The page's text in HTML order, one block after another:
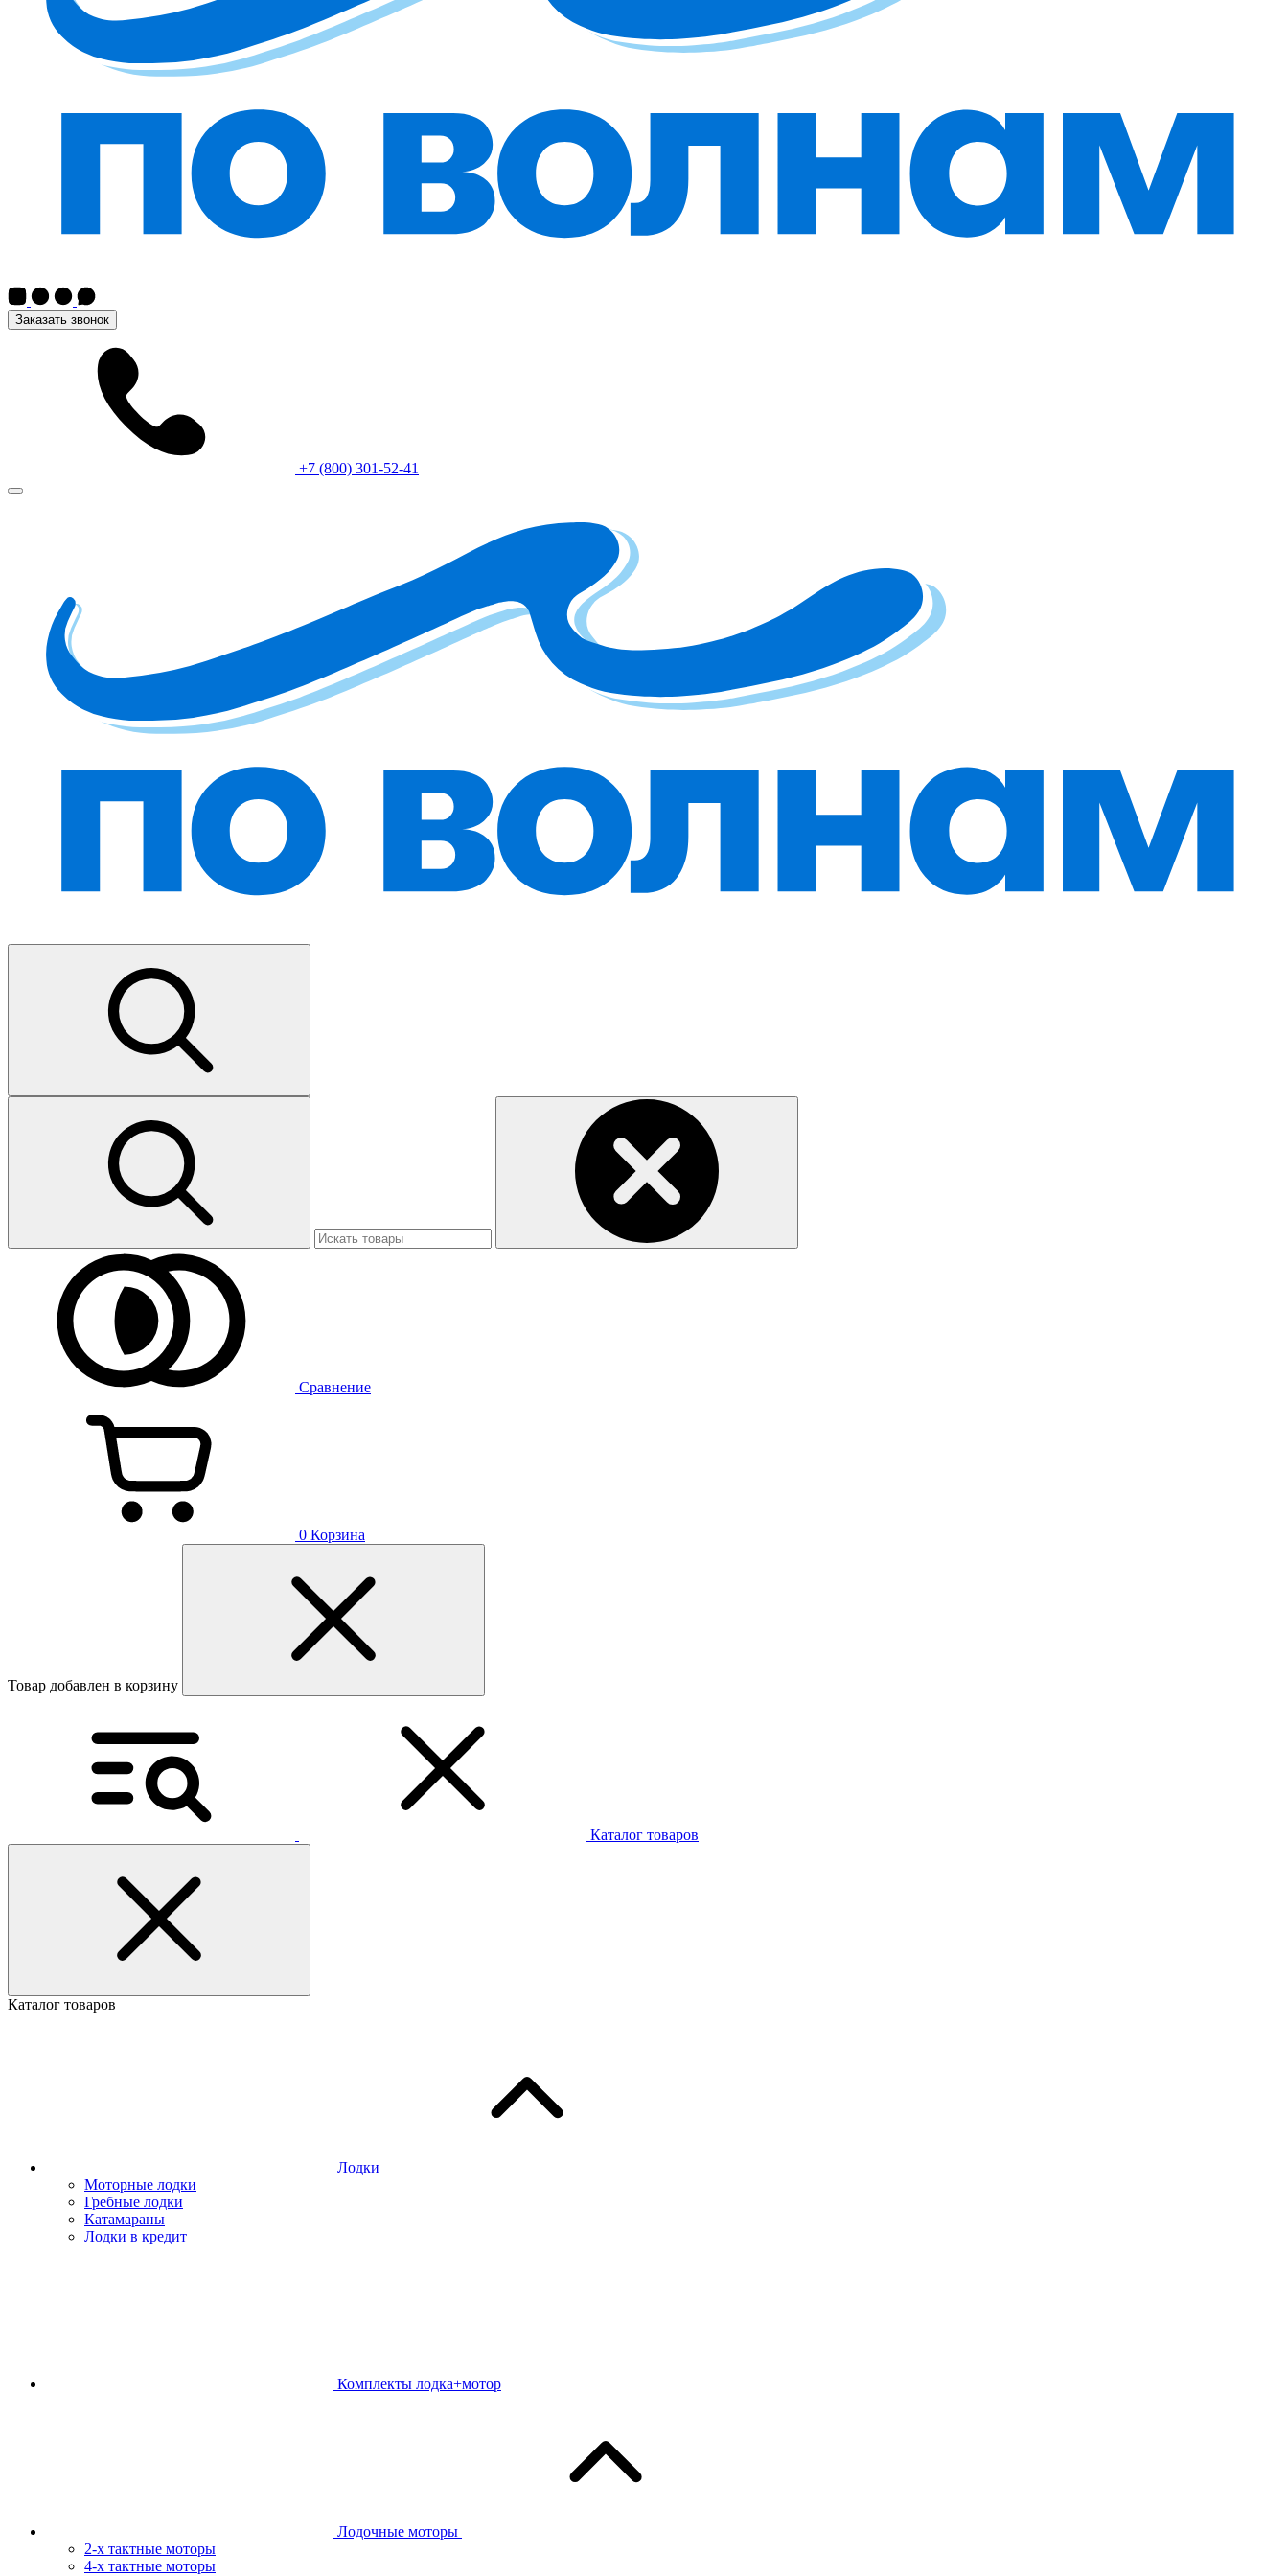
Заказать звонок
+7 (800) 301-52-41
Сравнение
0 Корзина
Товар добавлен в корзину
Каталог товаров
Каталог товаров
Лодки
Моторные лодки
Гребные лодки
Катамараны
Лодки в кредит
Комплекты лодка+мотор
Лодочные моторы
2-х тактные моторы
4-х тактные моторы